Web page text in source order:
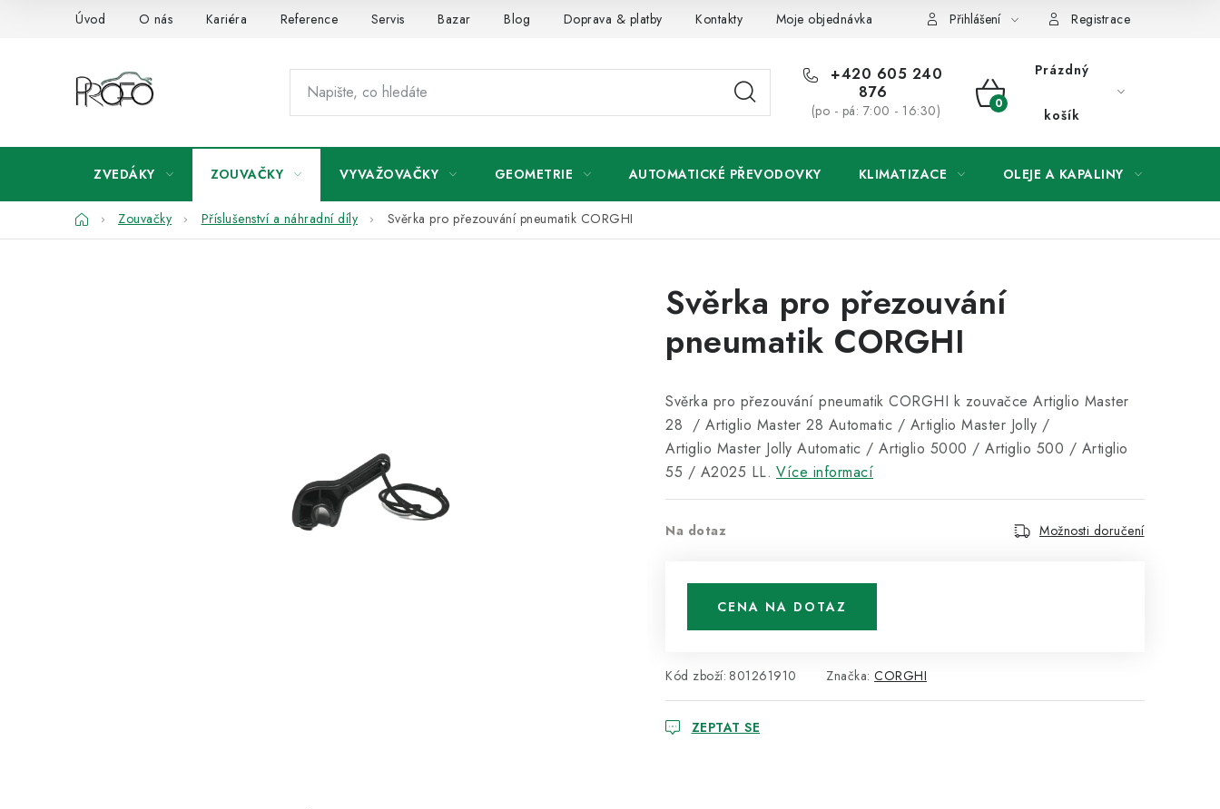
Úvod O nás Kariéra Reference Servis Bazar Blog Doprava & platby Kontakty Moje objednávka Přihlášení Registrace
+420 605 240
876
(po - pá: 7:00 - 16:30)
NÁKUPNÍ
Prázdný
košík
ZVEDÁKY ZOUVAČKY VYVAŽOVAČKY GEOMETRIE AUTOMATICKÉ PŘEVODOVKY KLIMATIZACE OLEJE A KAPALINY
DomůZouvačky Příslušenství a náhradní díly Svěrka pro přezouvání pneumatik CORGHI
Svěrka pro přezouvání
pneumatik CORGHI
Svěrka pro přezouvání pneumatik CORGHI k zouvačce Artiglio Master
28 / Artiglio Master 28 Automatic / Artiglio Master Jolly /
Artiglio Master Jolly Automatic / Artiglio 5000 / Artiglio 500 / Artiglio
55 / A2025 LL. Více informací
Na dotaz Možnosti doručení
CENA NA DOTAZ
Kód zboží: 801261910 Značka: CORGHI
ZEPTAT SE